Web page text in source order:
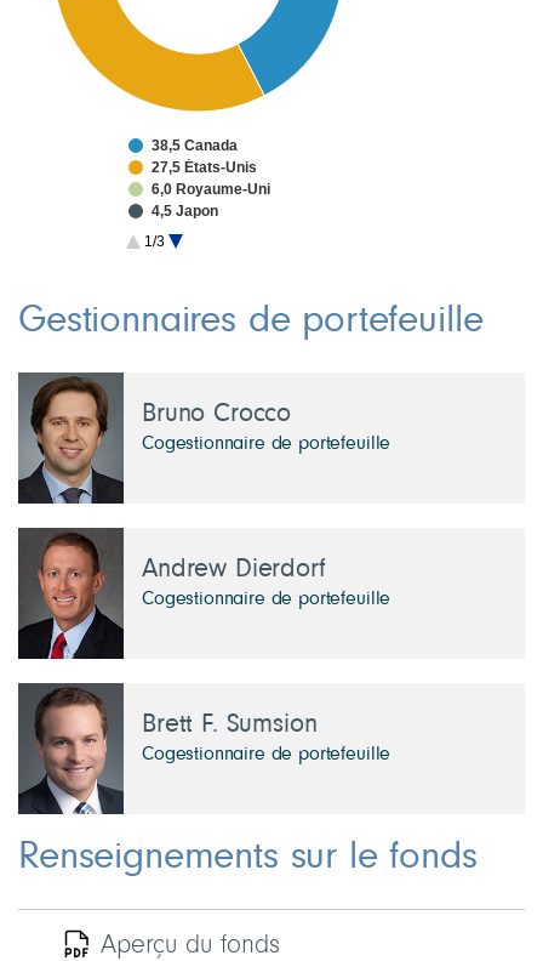
1/3
38,5 Canada
27,5 États-Unis
6,0 Royaume-Uni
4,5 Japon
4,0 France
1,7 Allemagne
Gestionnaires de portefeuille
Bruno Crocco
Cogestionnaire de portefeuille
Andrew Dierdorf
Cogestionnaire de portefeuille
Brett F. Sumsion
Cogestionnaire de portefeuille
Renseignements sur le fonds
Aperçu du fonds